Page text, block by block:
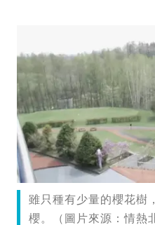
雖只種有少量的櫻花樹
櫻。（圖片來源：情熱